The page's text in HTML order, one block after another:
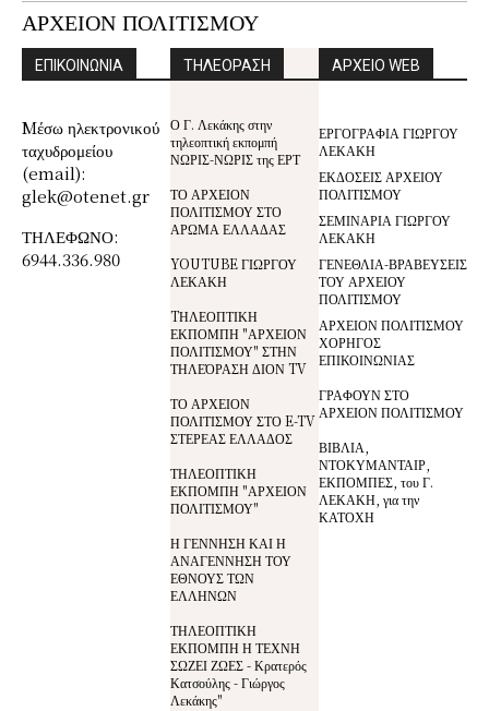
ΑΡΧΕΙΟΝ ΠΟΛΙΤΙΣΜΟΥ
ΕΠΙΚΟΙΝΩΝΙΑ
Mέσω ηλεκτρονικού
ταχυδρομείου
(email):
glek@otenet.gr
ΤΗΛΕΦΩΝΟ:
6944.336.980
ΤΗΛΕΟΡΑΣΗ
Ο Γ. Λεκάκης στην
τηλεοπτική εκπομπή
ΝΩΡΙΣ-ΝΩΡΙΣ της ΕΡΤ
ΤΟ ΑΡΧΕΙΟΝ
ΠΟΛΙΤΙΣΜΟΥ ΣΤΟ
ΑΡΩΜΑ ΕΛΛΑΔΑΣ
YOUTUBE ΓΙΩΡΓΟΥ
ΛΕΚΑΚΗ
TΗΛΕΟΠΤΙΚΗ
ΕΚΠΟΜΠΗ "ΑΡΧΕΙΟΝ
ΠΟΛΙΤΙΣΜΟΥ" ΣΤΗΝ
ΤΗΛΕΌΡΑΣΗ ΔΙΟΝ TV
ΤΟ ΑΡΧΕΙΟΝ
ΠΟΛΙΤΙΣΜΟΥ ΣΤΟ E-TV
ΣΤΕΡΕΑΣ ΕΛΛΑΔΟΣ
ΤΗΛΕΟΠΤΙΚΗ
ΕΚΠΟΜΠΗ "ΑΡΧΕΙΟΝ
ΠΟΛΙΤΙΣΜΟΥ"
Η ΓΕΝΝΗΣΗ ΚΑΙ Η
ΑΝΑΓΕΝΝΗΣΗ ΤΟΥ
ΕΘΝΟΥΣ ΤΩΝ
ΕΛΛΗΝΩΝ
ΤΗΛΕΟΠΤΙΚΗ
ΕΚΠΟΜΠΗ Η ΤΕΧΝΗ
ΣΩΖΕΙ ΖΩΕΣ - Κρατερός
Κατσούλης - Γιώργος
Λεκάκης"
ΑΡΧΕΙΟ WEB
ΕΡΓΟΓΡΑΦΙΑ ΓΙΩΡΓΟΥ
ΛΕΚΑΚΗ
ΕΚΔΟΣΕΙΣ ΑΡΧΕΙΟΥ
ΠΟΛΙΤΙΣΜΟΥ
ΣΕΜΙΝΑΡΙΑ ΓΙΩΡΓΟΥ
ΛΕΚΑΚΗ
ΓΕΝΕΘΛΙΑ-ΒΡΑΒΕΥΣΕΙΣ
ΤΟΥ ΑΡΧΕΙΟΥ
ΠΟΛΙΤΙΣΜΟΥ
ΑΡΧΕΙΟΝ ΠΟΛΙΤΙΣΜΟΥ
ΧΟΡΗΓΟΣ
ΕΠΙΚΟΙΝΩΝΙΑΣ
ΓΡΑΦΟΥΝ ΣΤΟ
ΑΡΧΕΙΟΝ ΠΟΛΙΤΙΣΜΟΥ
ΒΙΒΛΙΑ,
ΝΤΟΚΥΜΑΝΤΑΙΡ,
ΕΚΠΟΜΠΕΣ, του Γ.
ΛΕΚΑΚΗ, για την
ΚΑΤΟΧΗ